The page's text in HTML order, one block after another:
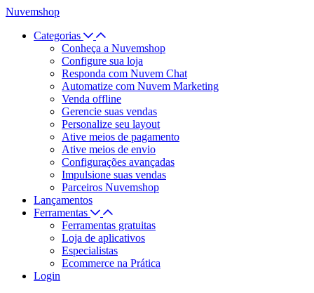
Nuvemshop
Categorias
Conheça a Nuvemshop
Configure sua loja
Responda com Nuvem Chat
Automatize com Nuvem Marketing
Venda offline
Gerencie suas vendas
Personalize seu layout
Ative meios de pagamento
Ative meios de envio
Configurações avançadas
Impulsione suas vendas
Parceiros Nuvemshop
Lançamentos
Ferramentas
Ferramentas gratuitas
Loja de aplicativos
Especialistas
Ecommerce na Prática
Login